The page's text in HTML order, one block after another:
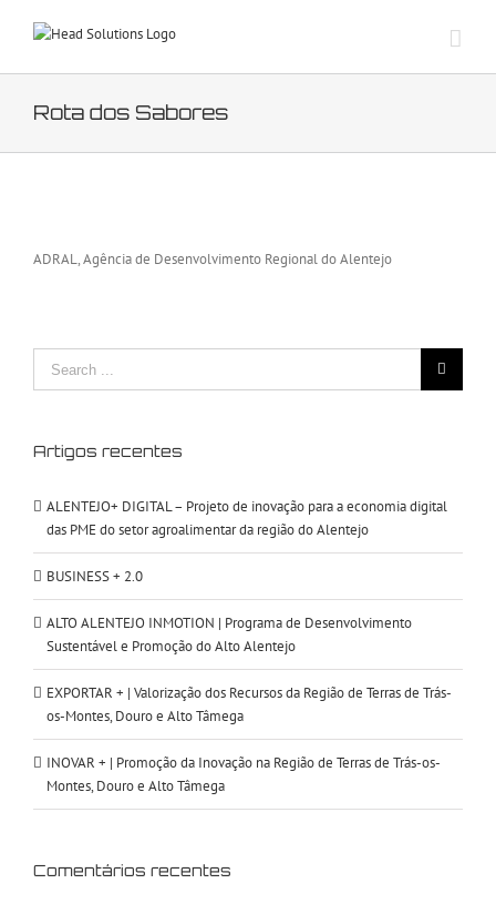
Rota dos Sabores
ADRAL, Agência de Desenvolvimento Regional do Alentejo
Artigos recentes
ALENTEJO+ DIGITAL – Projeto de inovação para a economia digital
das PME do setor agroalimentar da região do Alentejo
BUSINESS + 2.0
ALTO ALENTEJO INMOTION | Programa de Desenvolvimento
Sustentável e Promoção do Alto Alentejo
EXPORTAR + | Valorização dos Recursos da Região de Terras de Trás-
os-Montes, Douro e Alto Tâmega
INOVAR + | Promoção da Inovação na Região de Terras de Trás-os-
Montes, Douro e Alto Tâmega
Comentários recentes